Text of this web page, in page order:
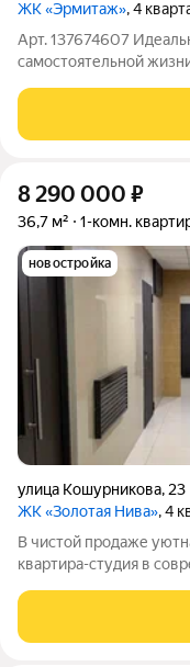
ЖК «Эрмитаж», 4
Арт. 137674607
самостоятельной
Закрытый двор,
авто, чудесный зеленый
8 290 000 ₽
36,7 м² 1-комн.
новостройка
улица Кошурникова, 23
ЖК «Золотая Нива», 4
В чистой продаже
квартира-студия в
видом на город.
площадью 10м